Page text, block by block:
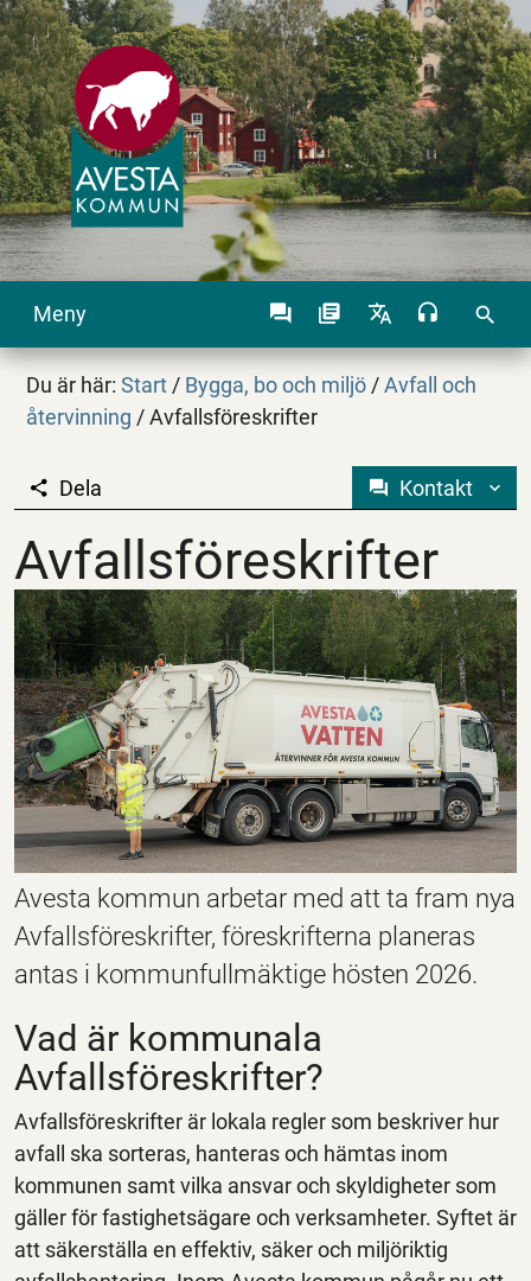
Meny search
Du är här:Start / Bygga, bo och miljö / Avfall och
återvinning /Avfallsföreskrifter
Avfallsföreskrifter
Dela Kontakt
Avfallsföreskrifter
Avesta kommun arbetar med att ta fram nya
Avfallsföreskrifter, föreskrifterna planeras
antas i kommunfullmäktige hösten 2026.
Vad är kommunala
Avfallsföreskrifter?
Avfallsföreskrifter är lokala regler som beskriver hur
avfall ska sorteras, hanteras och hämtas inom
kommunen samt vilka ansvar och skyldigheter som
gäller för fastighetsägare och verksamheter. Syftet är
att säkerställa en effektiv, säker och miljöriktig